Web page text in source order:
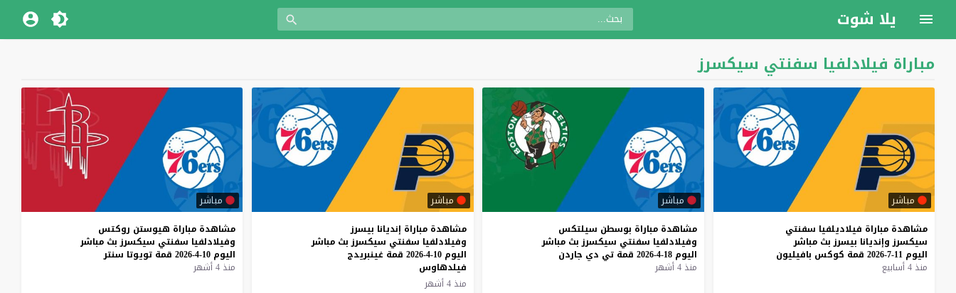
يلا شوت
مباراة فيلادلفيا سفنتي سيكسرز
مباشر
مشاهدة مباراة فيلاديلفيا سفنتي
سيكسرز وإنديانا بيسرز بث مباشر
اليوم 11-7-2026 قمة كوكس بافيليون
منذ 4 أسابيع
مباشر
مشاهدة مباراة بوسطن سيلتكس
وفيلادلفيا سفنتي سيكسرز بث مباشر
اليوم 18-4-2026 قمة تي دي جاردن
منذ 4 أشهر
مباشر
مشاهدة مباراة إنديانا بيسرز
وفيلادلفيا سفنتي سيكسرز بث مباشر
اليوم 10-4-2026 قمة غينبريدج
فيلدهاوس
منذ 4 أشهر
مباشر
مشاهدة مباراة هيوستن روكتس
وفيلادلفيا سفنتي سيكسرز بث مباشر
اليوم 10-4-2026 قمة تويوتا سنتر
منذ 4 أشهر